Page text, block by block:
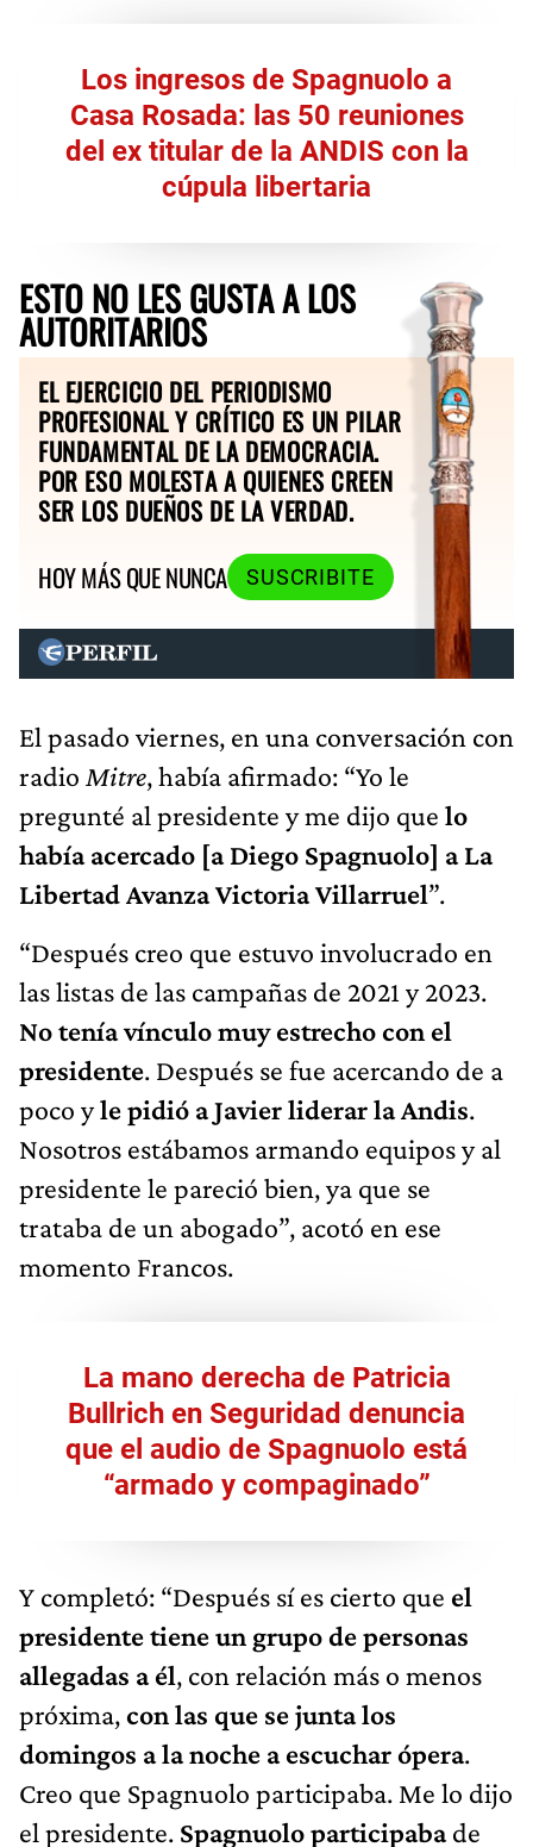
Los ingresos de Spagnuolo a
Casa Rosada: las 50 reuniones
del ex titular de la ANDIS con la
cúpula libertaria
ESTO NO LES GUSTA A LOS
AUTORITARIOS
EL EJERCICIO DEL PERIODISMO
PROFESIONAL Y CRÍTICO ES UN PILAR
FUNDAMENTAL DE LA DEMOCRACIA.
POR ESO MOLESTA A QUIENES CREEN
SER LOS DUEÑOS DE LA VERDAD.
HOY MÁS QUE NUNCA
SUSCRIBITE
El pasado viernes, en una conversación con
radio Mitre, había afirmado: “Yo le
pregunté al presidente y me dijo que lo
había acercado [a Diego Spagnuolo] a La
Libertad Avanza Victoria Villarruel”.
“Después creo que estuvo involucrado en
las listas de las campañas de 2021 y 2023.
No tenía vínculo muy estrecho con el
presidente. Después se fue acercando de a
poco yle pidió a Javier liderar la Andis.
Nosotros estábamos armando equipos y al
presidente le pareció bien, ya que se
trataba de un abogado”, acotó en ese
momento Francos.
La mano derecha de Patricia
Bullrich en Seguridad denuncia
que el audio de Spagnuolo está
“armado y compaginado”
Y completó: “Después sí es cierto que el
presidente tiene un grupo de personas
allegadas a él, con relación más o menos
próxima,con las que se junta los
domingos a la noche a escuchar ópera.
Creo que Spagnuolo participaba. Me lo dijo
el presidente. Spagnuolo participabade